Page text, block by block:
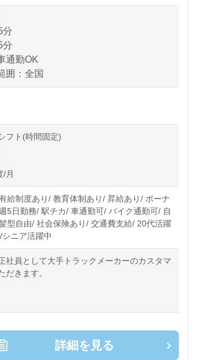
分
分
通勤OK
囲：全国
フト(時間固定)
/月
給制度あり/ 教育体制あり/ 昇給あり/ ボーナ
5日勤務/ 駅チカ/ 車通勤可/ バイク通勤可/ 自
型自由/ 社会保険あり/ 交通費支給/ 20代活躍
ニア活躍中
社員として大手トラックメーカーのカスタマ
だきます。
詳細を見る